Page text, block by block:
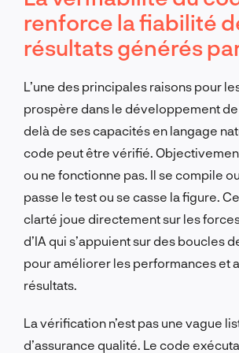
renforce la fiabilité
résultats générés par
L’une des principales raisons pour
prospère dans le développement
delà de ses capacités en langage
code peut être vérifié.
ou ne fonctionne pas. Il se compile
passe le test ou se casse la figure.
clarté joue directement sur les
d’IA qui s’appuient sur des boucles
pour améliorer les performances et
résultats.
La vérification n’est pas une vague
d’assurance qualité. Le code